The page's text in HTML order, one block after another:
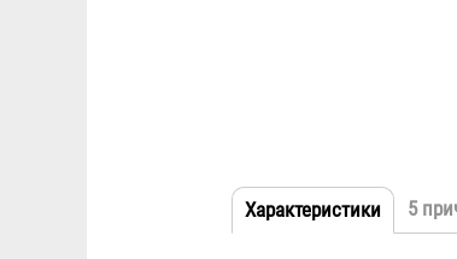
Табы
Характеристики 5